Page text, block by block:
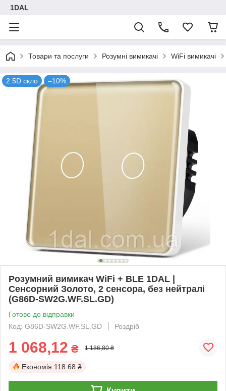
1DAL
Товари та послуги Розумні вимикачі WiFi вимикачі
2.5D скло –10%
Розумний вимикач WiFi + BLE 1DAL |
Сенсорний Золото, 2 сенсора, без нейтралі
(G86D-SW2G.WF.SL.GD)
Готово до відправки
Код: G86D-SW2G.WF.SL.GD
Роздріб
1 068,12 ₴ 1 186,80 ₴
Економія 118.68 ₴